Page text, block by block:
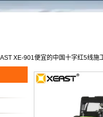
XE-901便宜的中国十字红5线施